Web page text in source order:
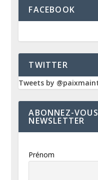
FACEBOOK
TWITTER
Tweets by
ABONNEZ-
NEWSLETTER
Prénom